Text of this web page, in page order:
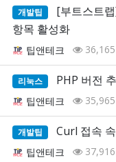
개발팁
[부트스트
항목 활성화
팁앤테크 36,165
리눅스 PHP 버전
팁앤테크 35,965
개발팁 Curl 접속
팁앤테크 37,916